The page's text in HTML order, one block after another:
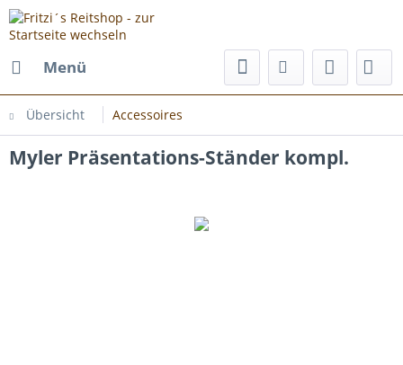
Menü
Übersicht Accessoires
Myler Präsentations-Ständer kompl.